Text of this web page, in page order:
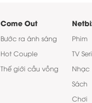
Come Out
Bước ra ánh sáng
Hot Couple
Thế giới cầu vồng
Phim
TV
Nhạc
Sách
Chơi